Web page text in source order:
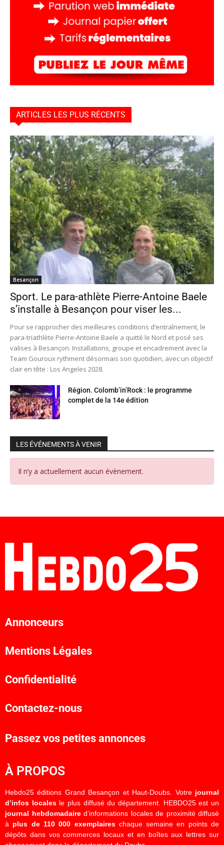
ARTICLES LES PLUS RÉCENTS
Besançon
Sport. Le para-athlète Pierre-Antoine Baele
s’installe à Besançon pour viser les...
Pour se rapprocher des meilleures conditions d’entraînement, le
para-triathlète Pierre-Antoine Baele a quitté le Nord et posé ses
valises à Besançon. Installations, groupe et encadrement avec la
Team Gouroux rythment désormais son quotidien, avec un objectif
clair en tête : Los Angeles 2028.
Région. Colomb’in’Rock : le programme
complet de la 14e édition
LES ÉVÉNEMENTS À VENIR
Il n’y a actuellement aucun évènement.
Annonceurs
Mentions Légales
Confidentialité
Contactez-nous
Passez vos petites annonces
À PROPOS
Hebdo25 éditions Grand Besançon et Haut-Doubs. Votre journal
d’infos localesle plus diffusé du département. HEBDO25 est un
journal hebdomadaired’informations locales de proximité diffusé
à plus de 110 000 exemplaireschaque semaine en points de
dépôts dans vos commerces locaux et en boîtes aux lettres sur